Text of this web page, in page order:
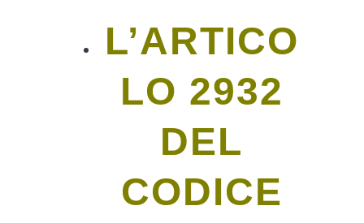
L’ARTICO
LO 2932
DEL
CODICE